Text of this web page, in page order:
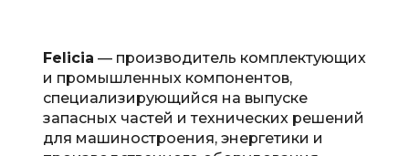
Felicia — производитель комплектующих
и промышленных компонентов,
специализирующийся на выпуске
запасных частей и технических решений
для машиностроения, энергетики и